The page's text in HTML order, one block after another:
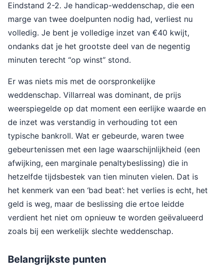
Eindstand 2-2. Je handicap-weddenschap, die een
marge van twee doelpunten nodig had, verliest nu
volledig. Je bent je volledige inzet van €40 kwijt,
ondanks dat je het grootste deel van de negentig
minuten terecht “op winst” stond.
Er was niets mis met de oorspronkelijke
weddenschap. Villarreal was dominant, de prijs
weerspiegelde op dat moment een eerlijke waarde en
de inzet was verstandig in verhouding tot een
typische bankroll. Wat er gebeurde, waren twee
gebeurtenissen met een lage waarschijnlijkheid (een
afwijking, een marginale penaltybeslissing) die in
hetzelfde tijdsbestek van tien minuten vielen. Dat is
het kenmerk van een ‘bad beat’: het verlies is echt, het
geld is weg, maar de beslissing die ertoe leidde
verdient het niet om opnieuw te worden geëvalueerd
zoals bij een werkelijk slechte weddenschap.
Belangrijkste punten